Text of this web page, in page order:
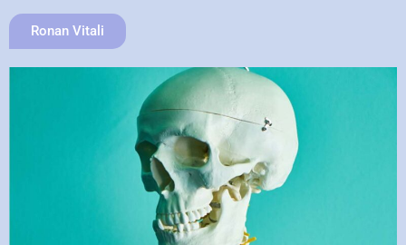
Ronan Vitali